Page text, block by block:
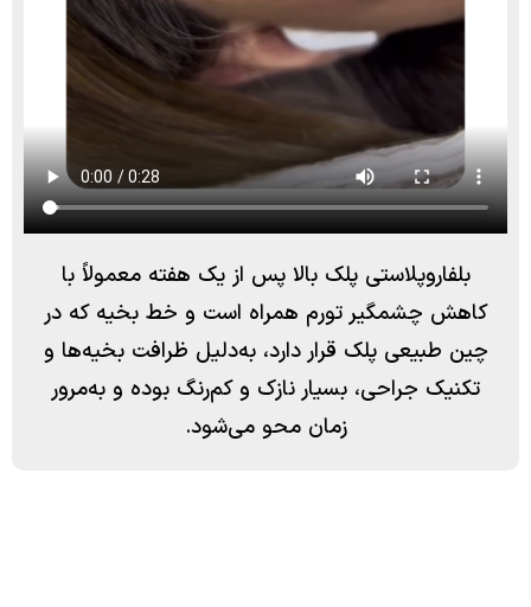
بلفاروپلاستی پلک بالا پس از یک هفته معمولاً با
کاهش چشمگیر تورم همراه است و خط بخیه که در
چین طبیعی پلک قرار دارد، به‌دلیل ظرافت بخیه‌ها و
تکنیک جراحی، بسیار نازک و کم‌رنگ بوده و به‌مرور
زمان محو می‌شود.